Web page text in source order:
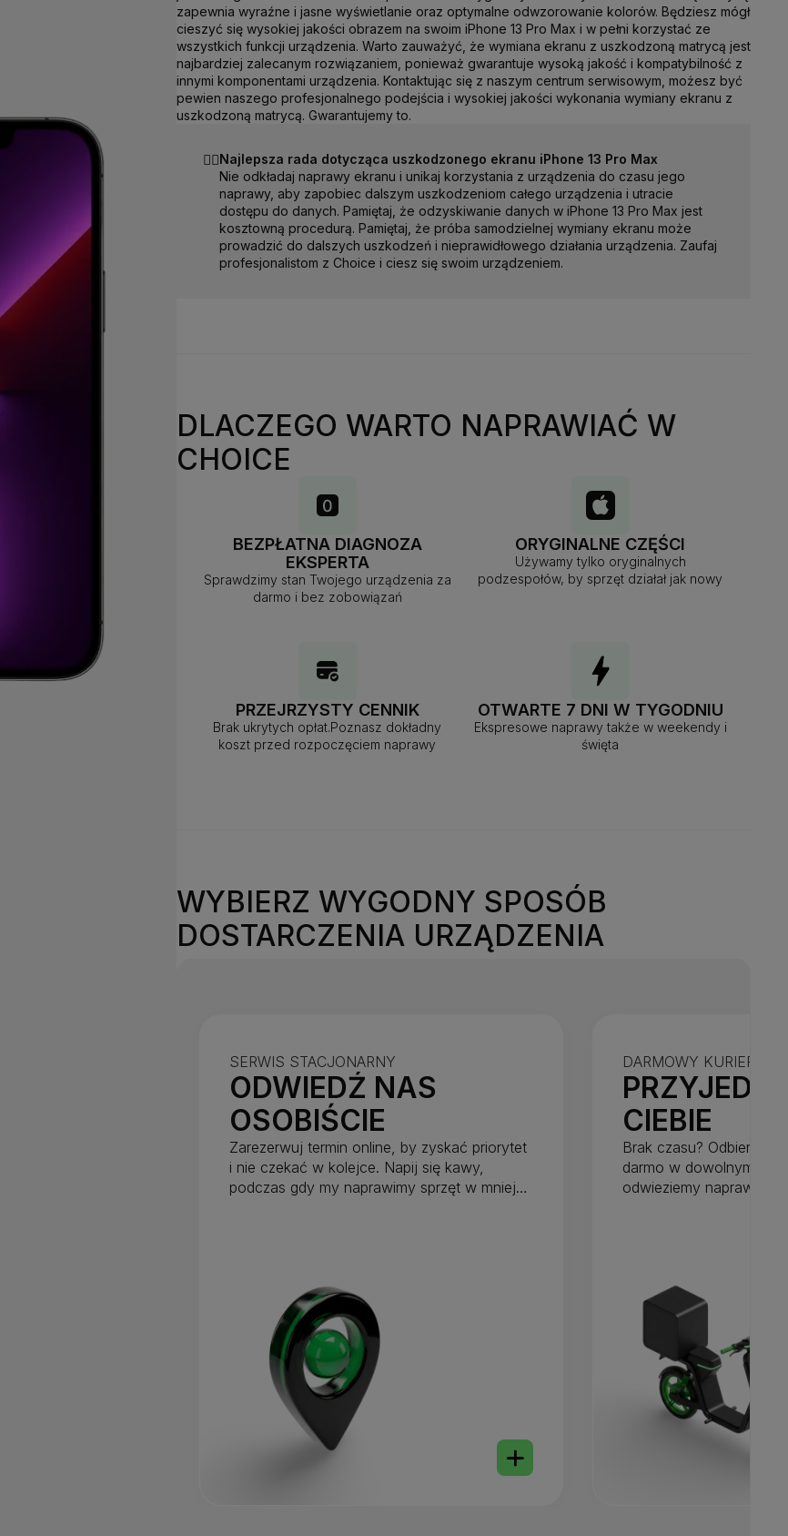
zapewnia wyraźne i jasne wyświetlanie oraz optymalne odwzorowanie kolorów. Będziesz mógł
cieszyć się wysokiej jakości obrazem na swoim iPhone 13 Pro Max i w pełni korzystać ze
wszystkich funkcji urządzenia. Warto zauważyć, że wymiana ekranu z uszkodzoną matrycą jest
najbardziej zalecanym rozwiązaniem, ponieważ gwarantuje wysoką jakość i kompatybilność z
innymi komponentami urządzenia. Kontaktując się z naszym centrum serwisowym, możesz być
pewien naszego profesjonalnego podejścia i wysokiej jakości wykonania wymiany ekranu z
uszkodzoną matrycą. Gwarantujemy to.
☝🏻Najlepsza rada dotycząca uszkodzonego ekranu iPhone 13 Pro Max
Nie odkładaj naprawy ekranu i unikaj korzystania z urządzenia do czasu jego
naprawy, aby zapobiec dalszym uszkodzeniom całego urządzenia i utracie
dostępu do danych. Pamiętaj, że odzyskiwanie danych w iPhone 13 Pro Max jest
kosztowną procedurą. Pamiętaj, że próba samodzielnej wymiany ekranu może
prowadzić do dalszych uszkodzeń i nieprawidłowego działania urządzenia. Zaufaj
profesjonalistom z Choice i ciesz się swoim urządzeniem.
DLACZEGO WARTO NAPRAWIAĆ W
CHOICE
BEZPŁATNA DIAGNOZA
EKSPERTA
Sprawdzimy stan Twojego urządzenia za
darmo i bez zobowiązań
ORYGINALNE CZĘŚCI
Używamy tylko oryginalnych
podzespołów, by sprzęt działał jak nowy
PRZEJRZYSTY CENNIK
Brak ukrytych opłat.Poznasz dokładny
koszt przed rozpoczęciem naprawy
OTWARTE 7 DNI W TYGODNIU
Ekspresowe naprawy także w weekendy i
święta
WYBIERZ WYGODNY SPOSÓB
DOSTARCZENIA URZĄDZENIA
SERWIS STACJONARNY
ODWIEDŹ NAS
OSOBIŚCIE
Zarezerwuj termin online, by zyskać priorytet
i nie czekać w kolejce. Napij się kawy,
podczas gdy my naprawimy sprzęt w mniej
DARMOWY KURIER
CIEBIE
Brak czasu?
darmo w dowolnym
odwieziemy